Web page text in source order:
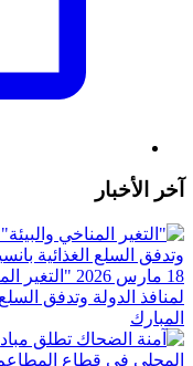
آخر الأخبار
18 مارس 2026
"التغير
لمنافذ الدولة وتدفق السلع
المبارك